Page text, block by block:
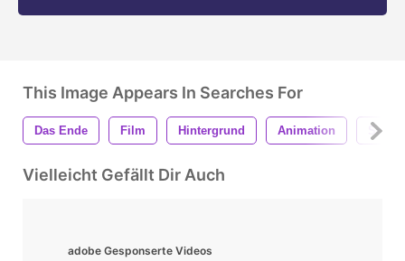
This Image Appears In Searches For
Das Ende Film Hintergrund Animation
Vielleicht Gefällt Dir Auch
adobe Gesponserte Videos